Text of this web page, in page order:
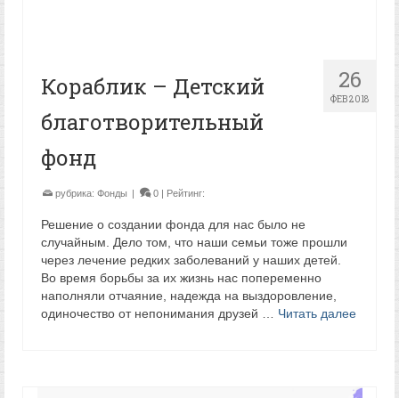
26
ФЕВ 2018
Кораблик – Детский
благотворительный
фонд
рубрика: Фонды 0 | Рейтинг:
Решение о создании фонда для нас было не
случайным. Дело том, что наши семьи тоже прошли
через лечение редких заболеваний у наших детей.
Во время борьбы за их жизнь нас попеременно
наполняли отчаяние, надежда на выздоровление,
одиночество от непонимания друзей … Читать далее